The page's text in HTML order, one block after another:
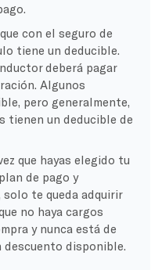
con el seguro de
tiene un deducible.
deberá pagar
Algunos
pero generalmente,
tienen un deducible de
que hayas elegido tu
de pago y
te queda adquirir
no haya cargos
y nunca está de
descuento disponible.